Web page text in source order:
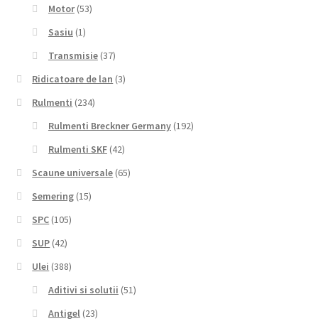
Motor (53)
Sasiu (1)
Transmisie (37)
Ridicatoare de lan (3)
Rulmenti (234)
Rulmenti Breckner Germany (192)
Rulmenti SKF (42)
Scaune universale (65)
Semering (15)
SPC (105)
SUP (42)
Ulei (388)
Aditivi si solutii (51)
Antigel (23)